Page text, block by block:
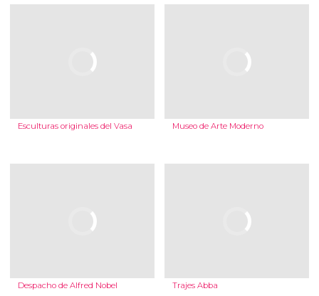
Esculturas originales del Vasa Museo de Arte Moderno
Despacho de Alfred Nobel Trajes Abba